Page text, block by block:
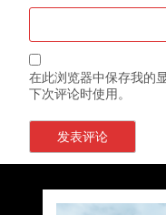
在此浏览器中保存我的
下次评论时使用。